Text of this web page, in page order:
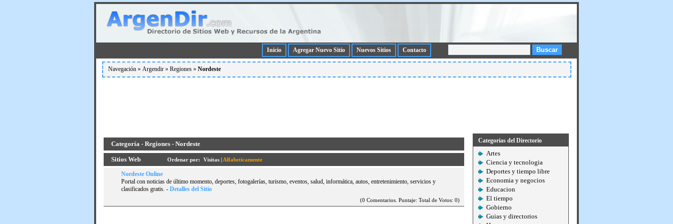
Buscar
Inicio Agregar Nuevo Sitio Nuevos Sitios Contacto
Navegación » Argendir » Regiones » Nordeste
Categoría - Regiones - Nordeste
Sitios Web Ordenar por: Visitas | Alfabeticamente
Nordeste Online
Portal con noticias de último momento, deportes, fotogalerí­as, turismo, eventos, salud, informática, autos, entretenimiento, servicios y
clasificados gratis. - Detalles del Sitio
(0 Comentarios. Puntaje: Total de Votos: 0)
Categorías del Directorio
Artes
Ciencia y tecnologia
Deportes y tiempo libre
Economia y negocios
Educacion
El tiempo
Gobierno
Guias y directorios